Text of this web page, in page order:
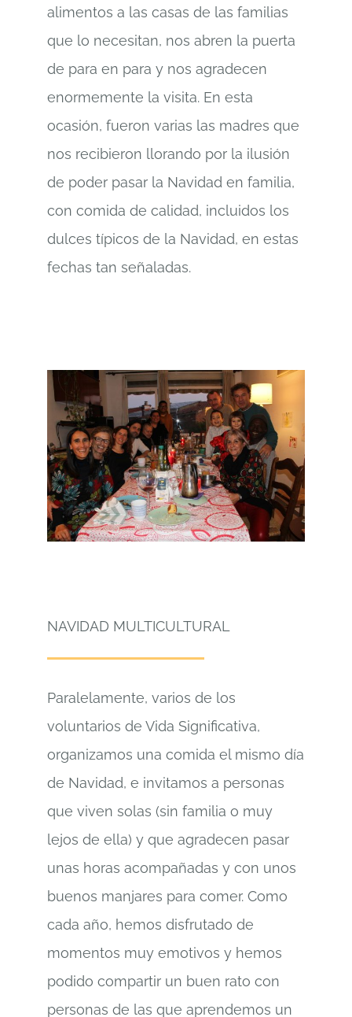
alimentos a las casas de las familias
que lo necesitan, nos abren la puerta
de para en para y nos agradecen
enormemente la visita. En esta
ocasión, fueron varias las madres que
nos recibieron llorando por la ilusión
de poder pasar la Navidad en familia,
con comida de calidad, incluidos los
dulces típicos de la Navidad, en estas
fechas tan señaladas.
NAVIDAD MULTICULTURAL
Paralelamente, varios de los
voluntarios de Vida Significativa,
organizamos una comida el mismo día
de Navidad, e invitamos a personas
que viven solas (sin familia o muy
lejos de ella) y que agradecen pasar
unas horas acompañadas y con unos
buenos manjares para comer. Como
cada año, hemos disfrutado de
momentos muy emotivos y hemos
podido compartir un buen rato con
personas de las que aprendemos un